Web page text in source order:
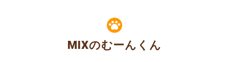
MIXのむーんくん